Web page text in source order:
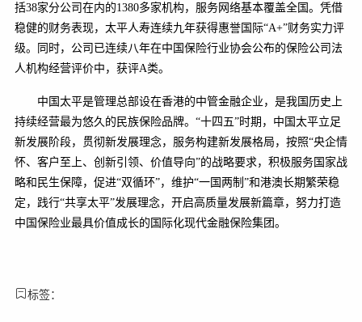
括38家分公司在内的1380多家机构，服务网络基本覆盖全国。凭借
稳健的财务表现，太平人寿连续九年获得惠誉国际“A+”财务实力评
级。同时，公司已连续八年在中国保险行业协会公布的保险公司法
人机构经营评价中，获评A类。
中国太平是管理总部设在香港的中管金融企业，是我国历史上
持续经营最为悠久的民族保险品牌。“十四五”时期，中国太平立足
新发展阶段，贯彻新发展理念，服务构建新发展格局，按照“央企情
怀、客户至上、创新引领、价值导向”的战略要求，积极服务国家战
略和民生保障，促进“双循环”，维护“一国两制”和港澳长期繁荣稳
定，践行“共享太平”发展理念，开启高质量发展新篇章，努力打造
中国保险业最具价值成长的国际化现代金融保险集团。
标签：